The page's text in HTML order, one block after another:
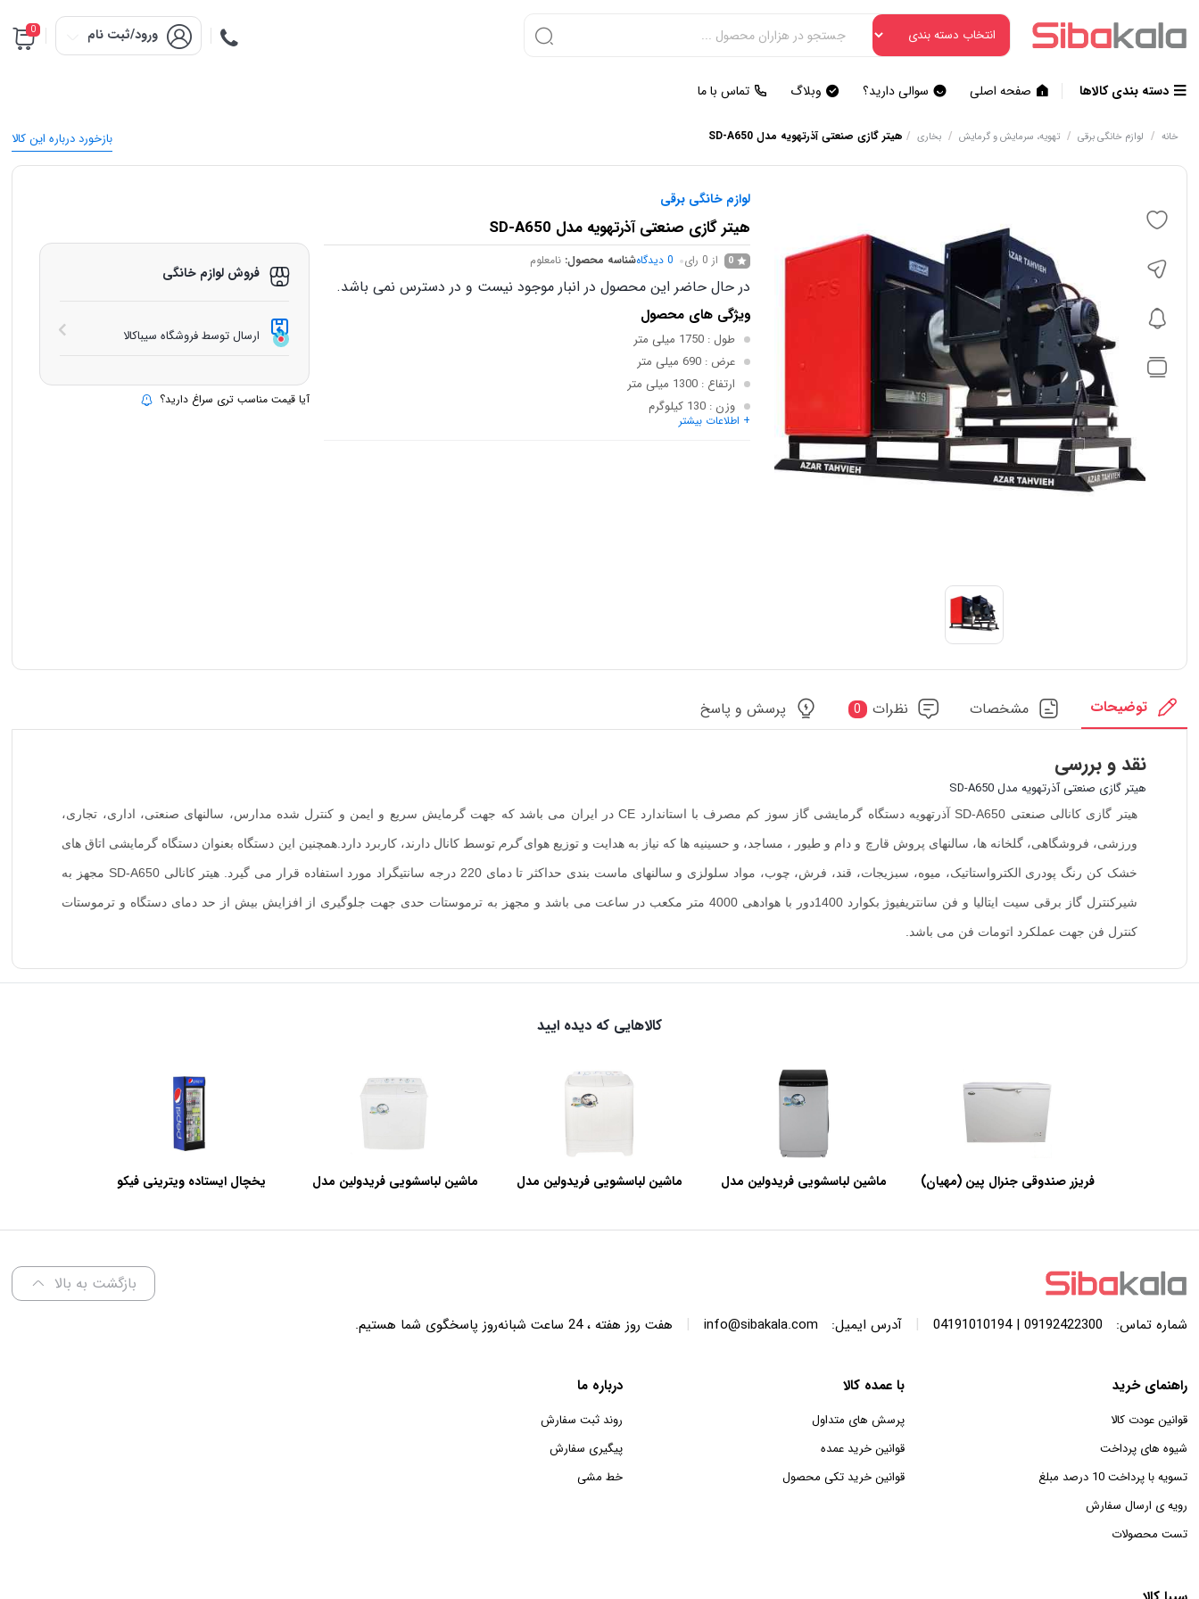
ورود/ثبت نام 0
دسته بندی کالاها صفحه اصلی سوالی دارید؟ وبلاگ تماس با ما
بازخورد درباره این کالا خانه / لوازم خانگی برقی / تهویه، سرمایش و گرمایش / بخاری / هیتر گازی صنعتی آذرتهویه مدل SD-A650
لوازم خانگی برقی
هیتر گازی صنعتی آذرتهویه مدل SD-A650
0 از 0 رای 0 دیدگاهشناسه محصول:نامعلوم
در حال حاضر این محصول در انبار موجود نیست و در دسترس نمی باشد.
ویژگی های محصول
طول: 1750 میلی متر
عرض: 690 میلی متر
ارتفاع: 1300 میلی متر
وزن: 130 کیلوگرم
رده انرژی: A
+ اطلاعات بیشتر
فروش لوازم خانگی
ارسال توسط فروشگاه سیباکالا
آیا قیمت مناسب تری سراغ دارید؟
توضیحات مشخصات نظرات 0 پرسش و پاسخ
نقد و بررسی
هیتر گازی صنعتی آذرتهویه مدل SD-A650
هیتر گازی کانالی صنعتی SD-A650 آذرتهویه دستگاه گرمایشی گاز سوز‌ کم مصرف با استاندارد CE در ایران می باشد که جهت گرمایش سریع و ایمن و کنترل شده مدارس، سالنهای صنعتی، اداری، تجاری،
ورزشی، فروشگاهی، گلخانه ها، سالنهای پروش قارچ و دام و طیور ، مساجد، و حسینیه ها که نیاز به هدایت و توزیع هوایگرمتوسط کانال دارند، کاربرد دارد.همچنین این دستگاه بعنوان دستگاه گرمایشی اتاق های
خشک کن رنگ پودری الکترواستاتیک، میوه، سبزیجات، قند، فرش، چوب، مواد سلولزی و سالنهای ماست بندی حداکثر تا دمای 220 درجه سانتیگراد مورد استفاده قرار می گیرد. هیتر کانالی SD-A650 مجهز به
شیرکنترل گاز برقی سیت ایتالیا و فن سانتریفیوژ بکوارد 1400دور با هوادهی 4000 متر مکعب در ساعت می باشد و مجهز به ترموستات حدی جهت جلوگیری از افزایش بیش از حد دمای دستگاه و ترموستات
کنترل فن جهت عملکرد اتومات فن می باشد.
کالاهایی که دیده ایید
فریزر صندوقی جنرال پین (مهیان)
ماشین لباسشویی فریدولین مدل
ماشین لباسشویی فریدولین مدل
ماشین لباسشویی فریدولین مدل
یخچال ایستاده ویترینی فیکو
بازگشت به بالا
شماره تماس: 09192422300 | 04191010194
| آدرس ایمیل: info@sibakala.com
| هفت روز هفته ، 24 ساعت شبانه‌روز پاسخگوی شما هستیم.
راهنمای خرید
قوانین عودت کالا
شیوه های پرداخت
تسویه با پرداخت 10 درصد مبلغ
رویه ی ارسال سفارش
تست محصولات
با عمده کالا
پرسش های متداول
قوانین خرید عمده
قوانین خرید تکی محصول
درباره ما
روند ثبت سفارش
پیگیری سفارش
خط مشی